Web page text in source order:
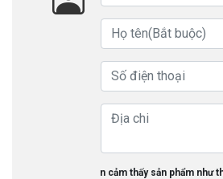
Bạn cảm thấy sản phẩm như